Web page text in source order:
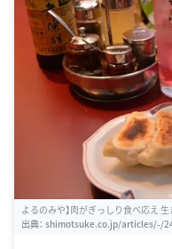
よるのみや】肉がぎっしり食べ応え
出典： shimotsuke.co.jp/articles/-/